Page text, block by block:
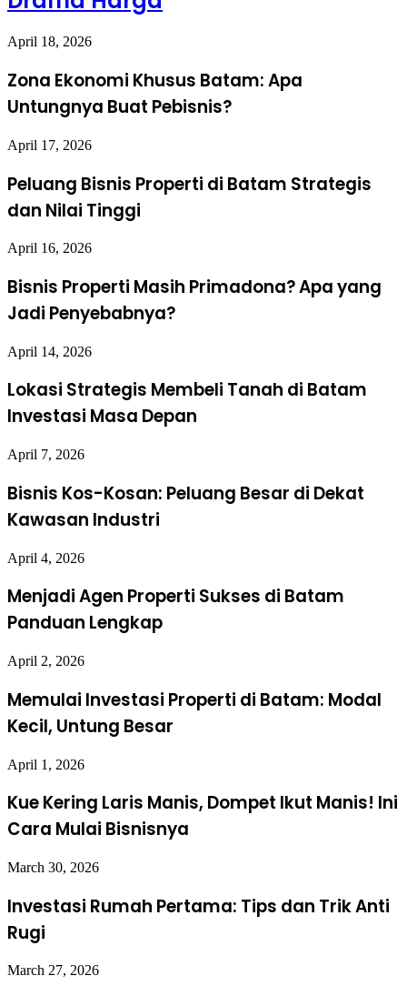
April 18, 2026
Zona Ekonomi Khusus Batam: Apa
Untungnya Buat Pebisnis?
April 17, 2026
Peluang Bisnis Properti di Batam Strategis
dan Nilai Tinggi
April 16, 2026
Bisnis Properti Masih Primadona? Apa yang
Jadi Penyebabnya?
April 14, 2026
Lokasi Strategis Membeli Tanah di Batam
Investasi Masa Depan
April 7, 2026
Bisnis Kos-Kosan: Peluang Besar di Dekat
Kawasan Industri
April 4, 2026
Menjadi Agen Properti Sukses di Batam
Panduan Lengkap
April 2, 2026
Memulai Investasi Properti di Batam: Modal
Kecil, Untung Besar
April 1, 2026
Kue Kering Laris Manis, Dompet Ikut Manis! Ini
Cara Mulai Bisnisnya
March 30, 2026
Investasi Rumah Pertama: Tips dan Trik Anti
Rugi
March 27, 2026